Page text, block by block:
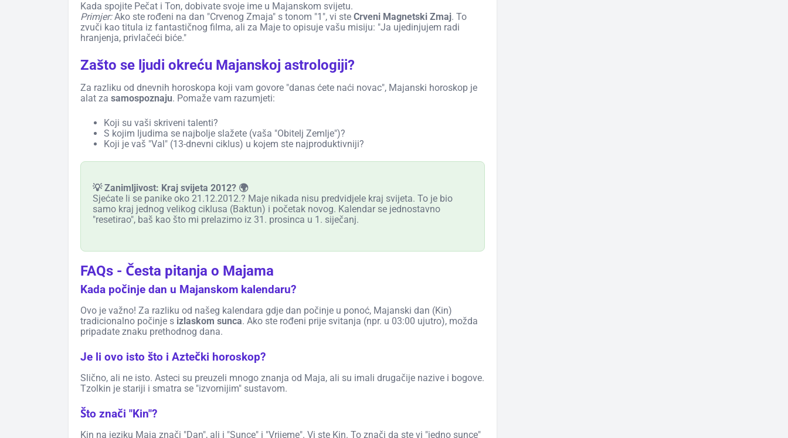
Kada spojite Pečat i Ton, dobivate svoje ime u Majanskom svijetu.
Primjer:Ako ste rođeni na dan "Crvenog Zmaja" s tonom "1", vi ste Crveni Magnetski Zmaj. To
zvuči kao titula iz fantastičnog filma, ali za Maje to opisuje vašu misiju: "Ja ujedinjujem radi
hranjenja, privlačeći biće."
Zašto se ljudi okreću Majanskoj astrologiji?
Za razliku od dnevnih horoskopa koji vam govore "danas ćete naći novac", Majanski horoskop je
alat za samospoznaju. Pomaže vam razumjeti:
Koji su vaši skriveni talenti?
S kojim ljudima se najbolje slažete (vaša "Obitelj Zemlje")?
Koji je vaš "Val" (13-dnevni ciklus) u kojem ste najproduktivniji?
💡 Zanimljivost: Kraj svijeta 2012? 🌍
Sjećate li se panike oko 21.12.2012.? Maje nikada nisu predvidjele kraj svijeta. To je bio
samo kraj jednog velikog ciklusa (Baktun) i početak novog. Kalendar se jednostavno
"resetirao", baš kao što mi prelazimo iz 31. prosinca u 1. siječanj.
FAQs - Česta pitanja o Majama
Kada počinje dan u Majanskom kalendaru?
Ovo je važno! Za razliku od našeg kalendara gdje dan počinje u ponoć, Majanski dan (Kin)
tradicionalno počinje s izlaskom sunca. Ako ste rođeni prije svitanja (npr. u 03:00 ujutro), možda
pripadate znaku prethodnog dana.
Je li ovo isto što i Aztečki horoskop?
Slično, ali ne isto. Asteci su preuzeli mnogo znanja od Maja, ali su imali drugačije nazive i bogove.
Tzolkin je stariji i smatra se "izvornijim" sustavom.
Što znači "Kin"?
Kin na jeziku Maja znači "Dan", ali i "Sunce" i "Vrijeme". Vi ste Kin. To znači da ste vi "jedno sunce"